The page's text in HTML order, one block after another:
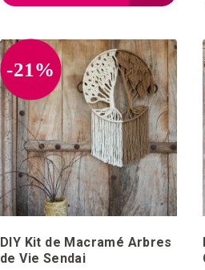
-21%
DIY Kit de Macramé Arbres
de Vie Sendai